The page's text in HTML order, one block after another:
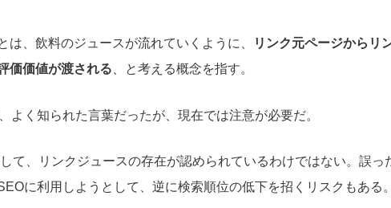
は、飲料のジュースが流れていくように、
リンク元ページからリ
価価値が渡される 、と考える概念を指す。
よく知られた言葉だったが、現在では注意が必要だ。
て、リンクジュースの存在が認められているわけではない。誤っ
に利用しようとして、逆に検索順位の低下を招くリスクもある。